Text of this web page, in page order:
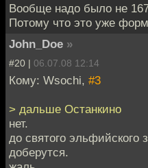
Вообще надо было не
Потому что это уже
John_Doe »
#20 | 06.07.08 12:14
Кому: Wsochi, #3
> дальше Останкино
нет.
до святого эльфийского
доберутся.